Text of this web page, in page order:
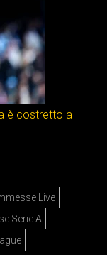
è costretto a
Live
Serie A